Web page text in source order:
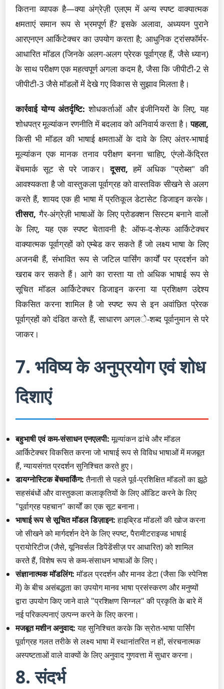
कितना व्यापक है—क्या अंग्रेज़ी एलएम में अन्य स्पष्ट वाक्यात्मक
क्षमताएं समान रूप से भ्रमपूर्ण हैं? इसके अलावा, अध्ययन पुराने
आरएनएन आर्किटेक्चर का उपयोग करता है; आधुनिक ट्रांसफॉर्मर-
आधारित मॉडल (जिनके अलग-अलग प्रेरक पूर्वाग्रह हैं, जैसे ध्यान)
के साथ परीक्षण एक महत्वपूर्ण अगला कदम है, जैसा कि जीपीटी-2 से
जीपीटी-3 जैसे मॉडलों में देखे गए विकास से सुझाव मिलता है।
कार्रवाई योग्य अंतर्दृष्टि: शोधकर्ताओं और इंजीनियरों के लिए, यह
शोधपत्र मूल्यांकन रणनीति में बदलाव को अनिवार्य करता है।पहला,
किसी भी मॉडल की भाषाई क्षमताओं के दावे के लिए अंतर-भाषाई
मूल्यांकन एक मानक तनाव परीक्षण बनना चाहिए, एंग्लो-केंद्रित
बेंचमार्क सूट से परे जाकर।दूसरा, हमें अधिक "प्रोब्स" की
आवश्यकता है जो वास्तुकला पूर्वाग्रह को वास्तविक सीखने से अलग
करते हैं, शायद एक ही भाषा में प्रतिकूल डेटासेट डिजाइन करके।
तीसरा, गैर-अंग्रेज़ी भाषाओं के लिए प्रोडक्शन सिस्टम बनाने वालों
के लिए, यह एक स्पष्ट चेतावनी है: ऑफ-द-शेल्फ आर्किटेक्चर
वाक्यात्मक पूर्वाग्रहों को एम्बेड कर सकते हैं जो लक्ष्य भाषा के लिए
अजनबी हैं, संभावित रूप से जटिल पार्सिंग कार्यों पर प्रदर्शन को
खराब कर सकते हैं। आगे का रास्ता या तो अधिक भाषाई रूप से
सूचित मॉडल आर्किटेक्चर डिजाइन करना या प्रशिक्षण उद्देश्य
विकसित करना शामिल है जो स्पष्ट रूप से इन अवांछित प्रेरक
पूर्वाग्रहों को दंडित करते हैं, साधारण अगले-शब्द पूर्वानुमान से परे
जाकर।
7. भविष्य के अनुप्रयोग एवं शोध
दिशाएं
बहुभाषी एवं कम-संसाधन एनएलपी:मूल्यांकन ढांचे और मॉडल
आर्किटेक्चर विकसित करना जो भाषाई रूप से विविध भाषाओं में मजबूत
हैं, न्यायसंगत प्रदर्शन सुनिश्चित करते हुए।
डायग्नोस्टिक बेंचमार्किंग:तैनाती से पहले पूर्व-प्रशिक्षित मॉडलों का झूठे
सहसंबंधों और वास्तुकला कलाकृतियों के लिए ऑडिट करने के लिए
"पूर्वाग्रह पहचान" कार्यों का एक सूट बनाना।
भाषाई रूप से सूचित मॉडल डिज़ाइन:हाइब्रिड मॉडलों की खोज करना
जो सीखने को मार्गदर्शन देने के लिए स्पष्ट, पैरामीटराइज्ड भाषाई
प्रायोरिटीज (जैसे, यूनिवर्सल डिपेंडेंसीज़ पर आधारित) को शामिल
करते हैं, विशेष रूप से कम-संसाधन भाषाओं के लिए।
संज्ञानात्मक मॉडलिंग:मॉडल प्रदर्शन और मानव डेटा (जैसा कि स्पेनिश
में) के बीच असंबद्धता का उपयोग मानव भाषा प्रसंस्करण और मनुष्यों
द्वारा उपयोग किए जाने वाले "प्रशिक्षण सिग्नल" की प्रकृति के बारे में
नई परिकल्पनाएं उत्पन्न करने के लिए करना।
मजबूत मशीन अनुवाद:यह सुनिश्चित करके कि स्रोत-भाषा पार्सिंग
पूर्वाग्रह गलत तरीके से लक्ष्य भाषा में स्थानांतरित न हों, संरचनात्मक
अस्पष्टताओं वाले वाक्यों के लिए अनुवाद गुणवत्ता में सुधार करना।
8. संदर्भ